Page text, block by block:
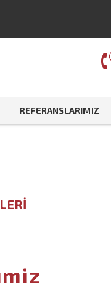
REFERANSLARIMIZ